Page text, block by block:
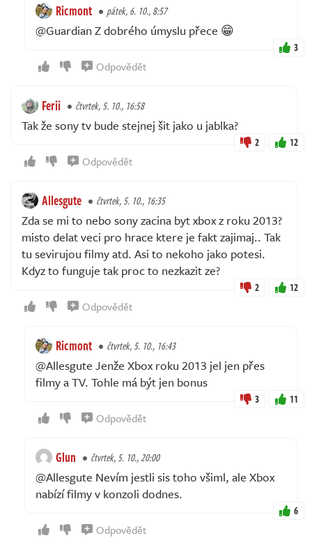
Ricmont pátek, 6. 10., 8:57
@Guardian Z dobrého úmyslu přece 😁
3
Odpovědět
Ferii čtvrtek, 5. 10., 16:58
Tak že sony tv bude stejnej šit jako u jablka?
2 12
Odpovědět
Allesgute čtvrtek, 5. 10., 16:35
Zda se mi to nebo sony zacina byt xbox z roku 2013?
misto delat veci pro hrace ktere je fakt zajimaj.. Tak
tu sevirujou filmy atd. Asi to nekoho jako potesi.
Kdyz to funguje tak proc to nezkazit ze?
2 12
Odpovědět
Ricmont čtvrtek, 5. 10., 16:43
@Allesgute Jenže Xbox roku 2013 jel jen přes
filmy a TV. Tohle má být jen bonus
3 11
Odpovědět
Glun čtvrtek, 5. 10., 20:00
@Allesgute Nevím jestli sis toho všiml, ale Xbox
nabízí filmy v konzoli dodnes.
6
Odpovědět